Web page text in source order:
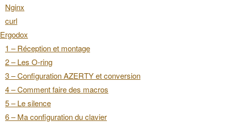
Nginx
curl
Ergodox
1 – Réception et montage
2 – Les O-ring
3 – Configuration AZERTY et conversion
4 – Comment faire des macros
5 – Le silence
6 – Ma configuration du clavier